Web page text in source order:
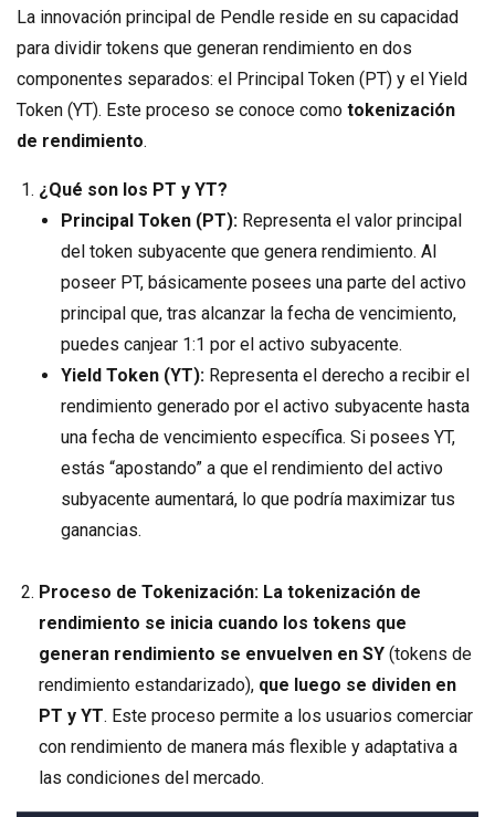
La innovación principal de Pendle reside en su capacidad
para dividir tokens que generan rendimiento en dos
componentes separados: el Principal Token (PT) y el Yield
Token (YT). Este proceso se conoce como tokenización
de rendimiento.
¿Qué son los PT y YT?
Principal Token (PT): Representa el valor principal
del token subyacente que genera rendimiento. Al
poseer PT, básicamente posees una parte del activo
principal que, tras alcanzar la fecha de vencimiento,
puedes canjear 1:1 por el activo subyacente.
Yield Token (YT): Representa el derecho a recibir el
rendimiento generado por el activo subyacente hasta
una fecha de vencimiento específica. Si posees YT,
estás “apostando” a que el rendimiento del activo
subyacente aumentará, lo que podría maximizar tus
ganancias.
Proceso de Tokenización: La tokenización de
rendimiento se inicia cuando los tokens que
generan rendimiento se envuelven en SY (tokens de
rendimiento estandarizado), que luego se dividen en
PT y YT. Este proceso permite a los usuarios comerciar
con rendimiento de manera más flexible y adaptativa a
las condiciones del mercado.